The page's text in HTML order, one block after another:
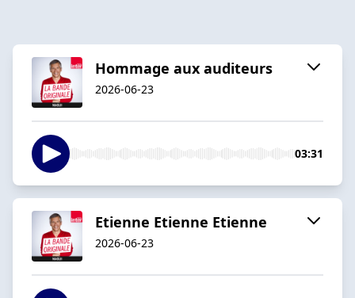
Hommage aux auditeurs
2026-06-23
03:31
Etienne Etienne Etienne
2026-06-23